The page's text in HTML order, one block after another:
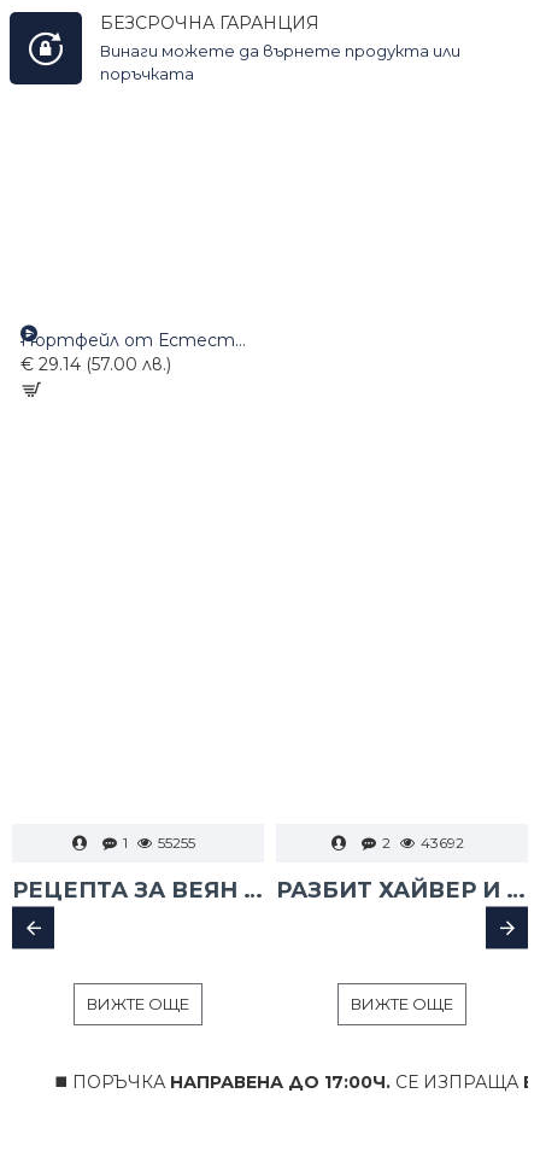
БЕЗСРОЧНА ГАРАНЦИЯ
Винаги можете да върнете продукта или
поръчката
Портфейл от Естествена Кожа BLUE BURRY 090 в черно
€ 29.14 (57.00 лв.)
1 55255
РЕЦЕПТА ЗА ВЕЯН ПАЛАМУД
ВИЖТЕ ОЩЕ
2 43692
РАЗБИТ ХАЙВЕР И ТАРАМА
ВИЖТЕ ОЩЕ
◼️ ПОРЪЧКАНАПРАВЕНА ДО 17:00Ч.СЕ ИЗПРАЩАВ